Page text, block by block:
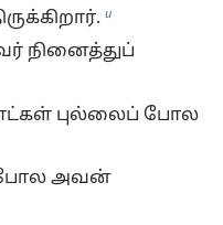
u
நினைத்துப்
புல்லைப் போல
போல அவன்